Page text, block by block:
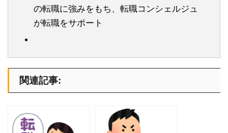
の転職に強みをもち、転職コンシェルジュ
が転職をサポート
関連記事: